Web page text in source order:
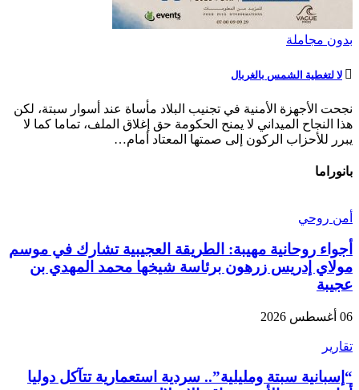
بدون مجاملة
لا لتغطية الشمس بالغربال
نجحت الأجهزة الأمنية في تجنيب البلاد مأساة عند أسوار سبتة، لكن
هذا النجاح الميداني لا يمنح الحكومة حق إغلاق الملف، تماما كما لا
يبرر للأحزاب الركون إلى صمتها المعتاد أمام…
بانوراما
أمن روحي
أجواء روحانية مهيبة: الطريقة العجيبية تشارك في موسم
مولاي إدريس زرهون برئاسة شيخها محمد المهدي بن
عجيبة
06 أغسطس 2026
تقارير
“إسبانية سبتة ومليلية”.. سردية استعمارية تتآكل دوليا